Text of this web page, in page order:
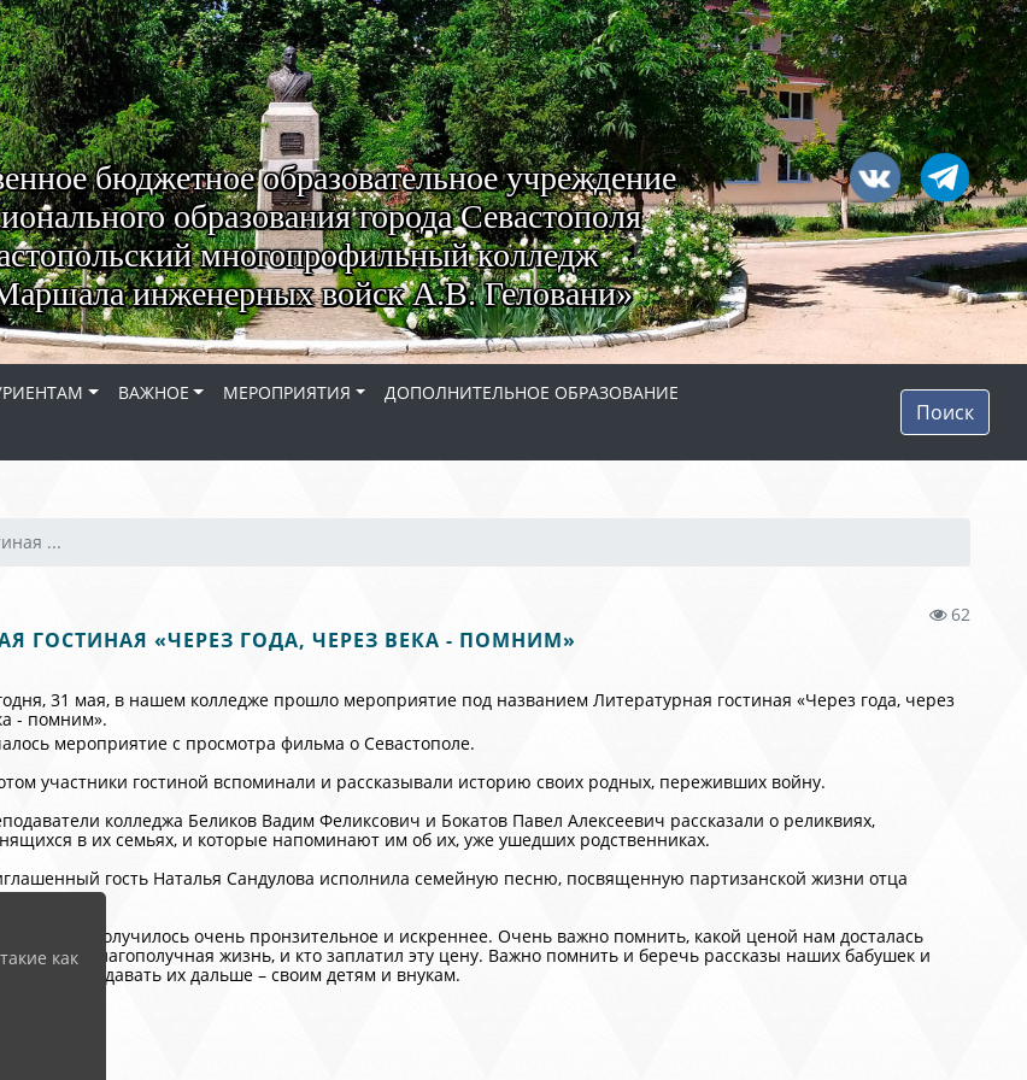
бюджетное образовательное учреждение
образования города Севастополя
многопрофильный колледж
инженерных войск А.В. Геловани»
ВАЖНОЕ МЕРОПРИЯТИЯ
ДОПОЛНИТЕЛЬНОЕ ОБРАЗОВАНИЕ
Поиск
...
62
ГОСТИНАЯ «ЧЕРЕЗ ГОДА, ЧЕРЕЗ ВЕКА - ПОМНИМ»
31 мая, в нашем колледже прошло мероприятие под названием Литературная гостиная «Через года, через
- помним».
мероприятие с просмотра фильма о Севастополе.
участники гостиной вспоминали и рассказывали историю своих родных, переживших войну.
колледжа Беликов Вадим Феликсович и Бокатов Павел Алексеевич рассказали о реликвиях,
в их семьях, и которые напоминают им об их, уже ушедших родственниках.
гость Наталья Сандулова исполнила семейную песню, посвященную партизанской жизни отца
мужа.
получилось очень пронзительное и искреннее. Очень важно помнить, какой ценой нам досталась
сытая и благополучная жизнь, и кто заплатил эту цену. Важно помнить и беречь рассказы наших бабушек и
и передавать их дальше – своим детям и внукам.
как